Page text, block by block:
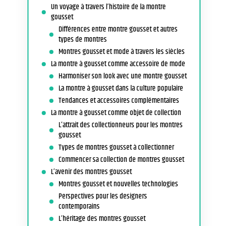
Un voyage à travers l’histoire de la montre
gousset
Différences entre montre gousset et autres
types de montres
Montres gousset et mode à travers les siècles
La montre à gousset comme accessoire de mode
Harmoniser son look avec une montre gousset
La montre à gousset dans la culture populaire
Tendances et accessoires complémentaires
La montre à gousset comme objet de collection
L’attrait des collectionneurs pour les montres
gousset
Types de montres gousset à collectionner
Commencer sa collection de montres gousset
L’avenir des montres gousset
Montres gousset et nouvelles technologies
Perspectives pour les designers
contemporains
L’héritage des montres gousset